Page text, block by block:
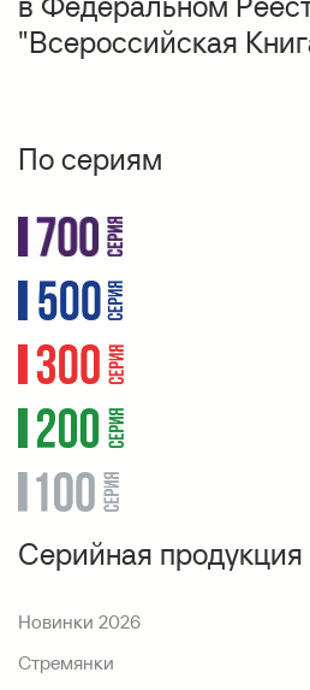
"Всероссийская
По сериям
Серийная продукция
Новинки 2026
Стремянки